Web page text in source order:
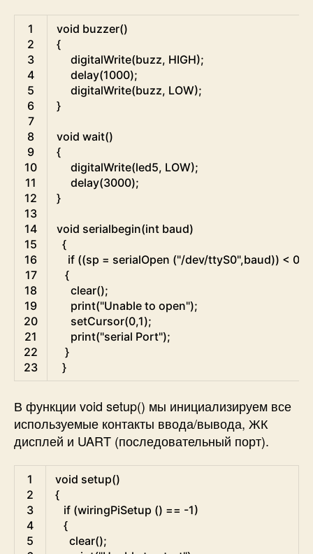
1
2
3
4
5
6
7
8
9
10
11
12
13
14
15
16
17
18
19
20
21
22
23
void buzzer()
{
digitalWrite(buzz, HIGH);
delay(1000);
digitalWrite(buzz, LOW);
}
void wait()
{
digitalWrite(led5, LOW);
delay(3000);
}
void serialbegin(int baud)
{
if ((sp = serialOpen ("/dev/ttyS0",baud)) < 0
{
clear();
print("Unable to open");
setCursor(0,1);
print("serial Port");
}
}
В функции void setup() мы инициализируем все
используемые контакты ввода/вывода, ЖК
дисплей и UART (последовательный порт).
1
2
3
4
5
void setup()
{
if (wiringPiSetup () == -1)
{
clear();